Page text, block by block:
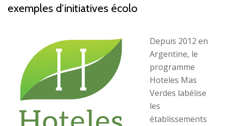
exemples d’initiatives écolo
Depuis 2012 en
Argentine, le
programme
Hoteles Mas
Verdes labélise
les
établissements